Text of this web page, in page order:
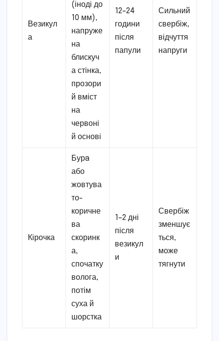
Везикул
а
(іноді до
10 мм),
напруже
на
блискуч
а стінка,
прозори
й вміст
на
червоні
й основі
12–24
години
після
папули
Сильний
свербіж,
відчуття
напруги
Кірочка
Бурa
або
жовтува
то-
коричне
ва
скоринк
а,
спочатку
волога,
потім
суха й
шорстка
1–2 дні
після
везикул
и
Свербіж
зменшує
ться,
може
тягнути